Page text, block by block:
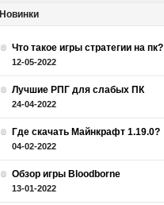
Новинки
Что такое игры стратегии на пк?
12-05-2022
Лучшие РПГ для слабых ПК
24-04-2022
Где скачать Майнкрафт 1.19.0?
04-02-2022
Обзор игры Bloodborne
13-01-2022